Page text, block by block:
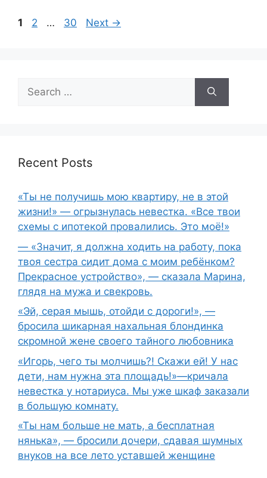
Page
1 Page
2 … Page
30 Next →
Search
for:
Recent Posts
«Ты не получишь мою квартиру, не в этой
жизни!» — огрызнулась невестка. «Все твои
схемы с ипотекой провалились. Это моё!»
— «Значит, я должна ходить на работу, пока
твоя сестра сидит дома с моим ребёнком?
Прекрасное устройство», — сказала Марина,
глядя на мужа и свекровь.
«Эй, серая мышь, отойди с дороги!», —
бросила шикарная нахальная блондинка
скромной жене своего тайного любовника
«Игорь, чего ты молчишь?! Скажи ей! У нас
дети, нам нужна эта площадь!»—кричала
невестка у нотариуса. Мы уже шкаф заказали
в большую комнату.
«Ты нам больше не мать, а бесплатная
нянька», — бросили дочери, сдавая шумных
внуков на все лето уставшей женщине